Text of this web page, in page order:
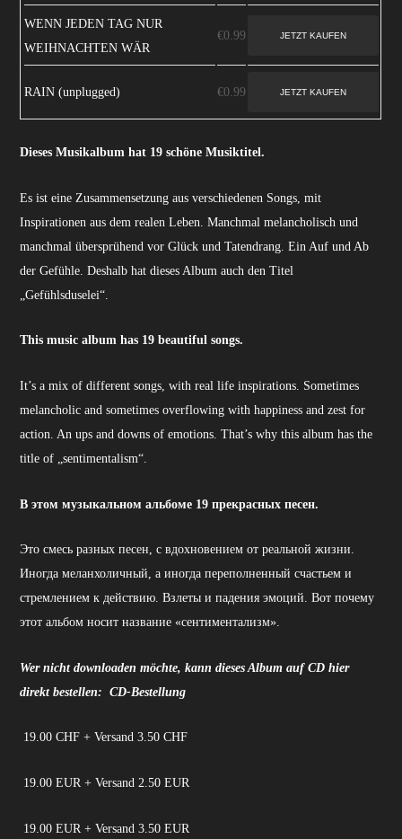
WENN JEDEN TAG NUR
WEIHNACHTEN WÄR
€0.99
RAIN (unplugged) €0.99
Dieses Musikalbum hat 19 schöne Musiktitel.
Es ist eine Zusammensetzung aus verschiedenen Songs, mit
Inspirationen aus dem realen Leben. Manchmal melancholisch und
manchmal übersprühend vor Glück und Tatendrang. Ein Auf und Ab
der Gefühle. Deshalb hat dieses Album auch den Titel
„Gefühlsduselei“.
This music album has 19 beautiful songs.
It’s a mix of different songs, with real life inspirations. Sometimes
melancholic and sometimes overflowing with happiness and zest for
action. An ups and downs of emotions. That’s why this album has the
title of „sentimentalism“.
В этом музыкальном альбоме 19 прекрасных песен.
Это смесь разных песен, с вдохновением от реальной жизни.
Иногда меланхоличный, а иногда переполненный счастьем и
стремлением к действию. Взлеты и падения эмоций. Вот почему
этот альбом носит название «сентиментализм».
Wer nicht downloaden möchte, kann dieses Album auf CD hier
direkt bestellen:CD-Bestellung
19.00 CHF + Versand 3.50 CHF
19.00 EUR + Versand 2.50 EUR
19.00 EUR + Versand 3.50 EUR